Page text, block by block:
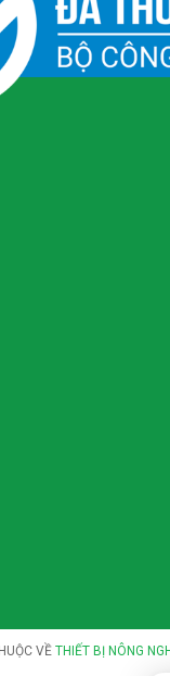
VỀ THIẾT BỊ NÔNG